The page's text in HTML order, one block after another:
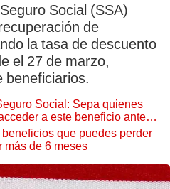
Social (SSA)
de
la tasa de descuento
el 27 de marzo,
beneficiarios.
Social: Sepa quienes
a este beneficio antes
que puedes perder
más de 6 meses